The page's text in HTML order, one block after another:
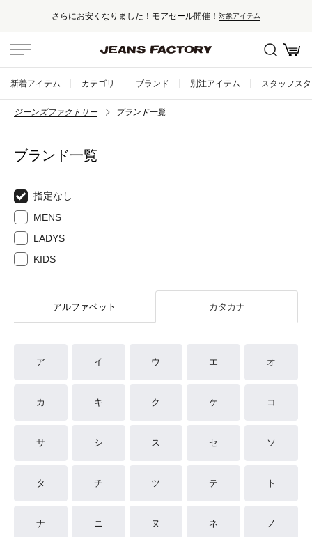
さらにお安くなりました！モアセール開催！ 対象アイテム
新着アイテム カテゴリ ブランド 別注アイテム スタッフス
ジーンズファクトリー ブランド一覧
ブランド一覧
指定なし
MENS
LADYS
KIDS
アルファベット カタカナ
ア イ ウ エ オ
カ キ ク ケ コ
サ シ ス セ ソ
タ チ ツ テ ト
ナ ニ ヌ ネ ノ